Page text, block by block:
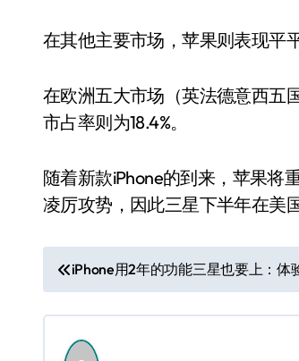
在其他主要市场，苹果则表现平
在欧洲五大市场（英法德意西五
市占率则为18.4%。
随着新款iPhone的到来，苹果将
凌厉攻势，因此三星下半年在美
文
章
iPhone用2年的功能三星也要上：体